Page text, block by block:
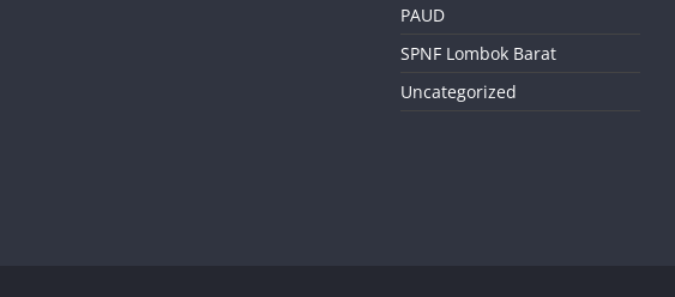
PAUD
SPNF Lombok Barat
Uncategorized